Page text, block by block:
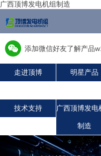
广西顶博发电机组制造
添加微信好友了解产品
走进顶博 明星产品
技术支持 广西顶博发电
制造
静
潍
珀
沃
广西顶博发电机组制
广西顶博发电
广西顶博发电